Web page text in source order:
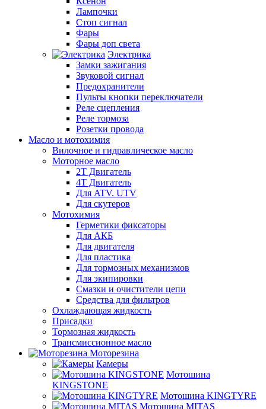
Лампочки
Стоп сигнал
Фары
Фары доп света
Электрика
Замки зажигания
Звуковой сигнал
Предохранители
Пульты кнопки переключатели
Реле сцепления
Реле тормоза
Розетки провода
Масло и мотохимия
Вилочное и гидравлическое масло
Моторное масло
2Т Двигатель
4Т Двигатель
Для ATV. UTV
Для скутеров
Мотохимия
Герметики фиксаторы
Для АКБ
Для двигателя
Для пластика
Для тормозных механизмов
Для экипировки
Смазки и очистители цепи
Средства для фильтров
Охлаждающая жидкость
Присадки
Тормозная жидкость
Трансмиссионное масло
Моторезина
Камеры
Мотошина
KINGSTONE
Мотошина KINGTYRE
Мотошина MITAS